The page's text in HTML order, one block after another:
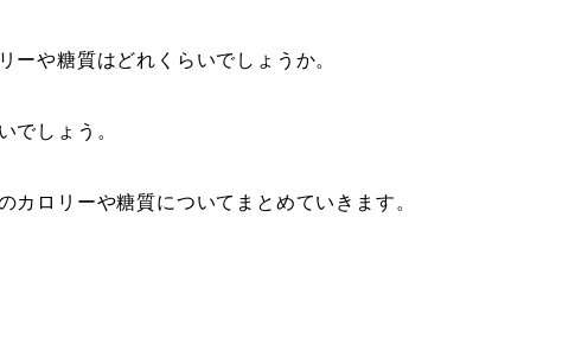
ーや糖質はどれくらいでしょうか。
でしょう。
カロリーや糖質についてまとめていきます。